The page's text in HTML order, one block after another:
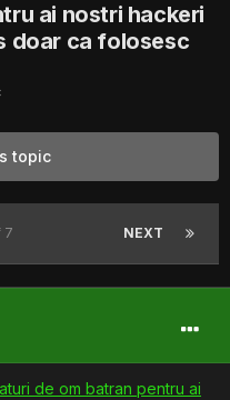
ai nostri hackeri
doar ca folosesc
topic
NEXT
7
de om batran pentru ai